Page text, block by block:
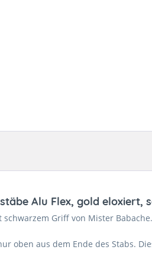
Alu Flex, gold eloxiert,
schwarzem Griff von Mister
oben aus dem Ende des Stabs.